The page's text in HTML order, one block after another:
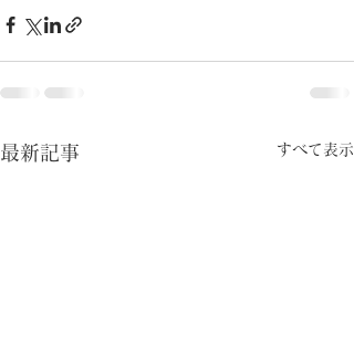
最新記事 すべて表示